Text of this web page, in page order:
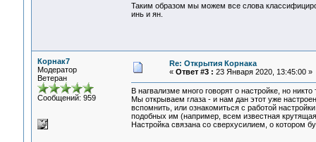
Таким образом мы можем все слова
инь и ян.
Корнак7
Модератор
Ветеран
Сообщений: 959
Re: Открытия Корнака
« Ответ #3 : 23 Января 2020, 13:45:00 »
В нагвализме много говорят о настройке, но
Мы открываем глаза - и нам дан этот уже
вспомнить, или ознакомиться с работой
подобных им (например, всем известная
Настройка связана со сверхусилием, о котором